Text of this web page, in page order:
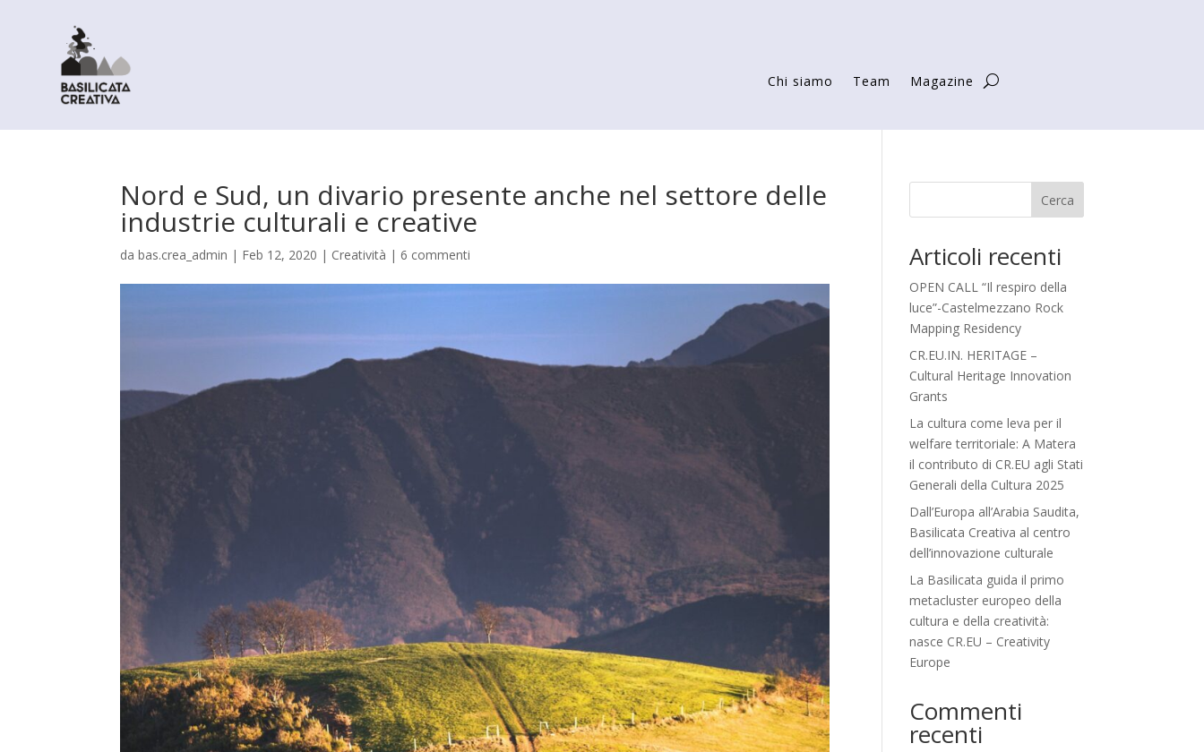
Chi siamo Team Magazine
Nord e Sud, un divario presente anche nel settore delle
industrie culturali e creative
dabas.crea_admin | Feb 12, 2020 | Creatività |6 commenti
Cerca
Articoli recenti
OPEN CALL “Il respiro della
luce”-Castelmezzano Rock
Mapping Residency
CR.EU.IN. HERITAGE –
Cultural Heritage Innovation
Grants
La cultura come leva per il
welfare territoriale: A Matera
il contributo di CR.EU agli Stati
Generali della Cultura 2025
Dall’Europa all’Arabia Saudita,
Basilicata Creativa al centro
dell’innovazione culturale
La Basilicata guida il primo
metacluster europeo della
cultura e della creatività:
nasce CR.EU – Creativity
Europe
Commenti
recenti